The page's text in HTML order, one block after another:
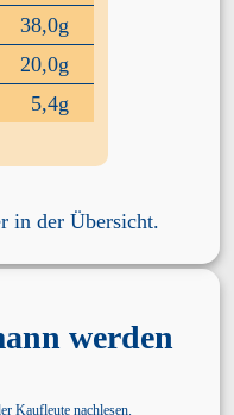
38,0g
20,0g
5,4g
in der Übersicht.
werden
Kaufleute nachlesen.